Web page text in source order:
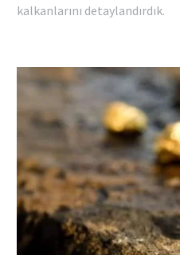
kalkanlarını detaylandırdık.